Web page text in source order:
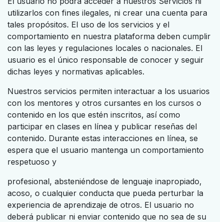
utilizarlos con fines ilegales, ni crear una cuenta para
tales propósitos. El uso de los servicios y el
comportamiento en nuestra plataforma deben cumplir
con las leyes y regulaciones locales o nacionales. El
usuario es el único responsable de conocer y seguir
dichas leyes y normativas aplicables.
Nuestros servicios permiten interactuar a los usuarios
con los mentores y otros cursantes en los cursos o
contenido en los que estén inscritos, así como
participar en clases en línea y publicar reseñas del
contenido. Durante estas interacciones en línea, se
espera que el usuario mantenga un comportamiento
respetuoso y
profesional, absteniéndose de lenguaje inapropiado,
acoso, o cualquier conducta que pueda perturbar la
experiencia de aprendizaje de otros. El usuario no
deberá publicar ni enviar contenido que no sea de su